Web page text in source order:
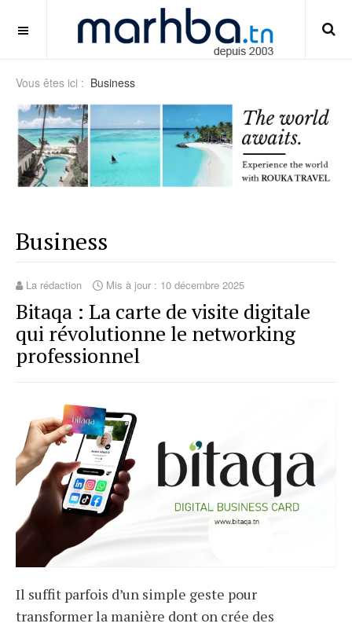
OFF CANVAS
Vous êtes ici : Business
Business
La rédaction Mis à jour : 10 décembre 2025
Bitaqa : La carte de visite digitale
qui révolutionne le networking
professionnel
Il suffit parfois d’un simple geste pour
transformer la manière dont on crée des